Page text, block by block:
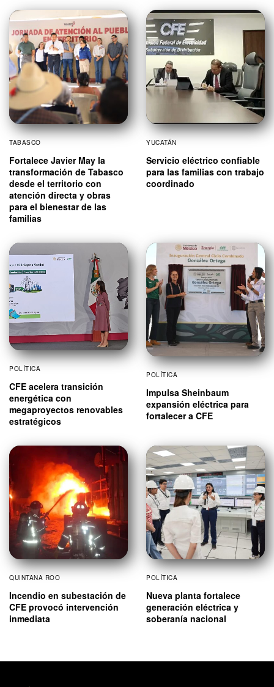
TABASCO
Fortalece Javier May la
transformación de Tabasco
desde el territorio con
atención directa y obras
para el bienestar de las
familias
YUCATÁN
Servicio eléctrico confiable
para las familias con trabajo
coordinado
POLÍTICA
CFE acelera transición
energética con
megaproyectos renovables
estratégicos
POLÍTICA
Impulsa Sheinbaum
expansión eléctrica para
fortalecer a CFE
QUINTANA ROO
Incendio en subestación de
CFE provocó intervención
inmediata
POLÍTICA
Nueva planta fortalece
generación eléctrica y
soberanía nacional